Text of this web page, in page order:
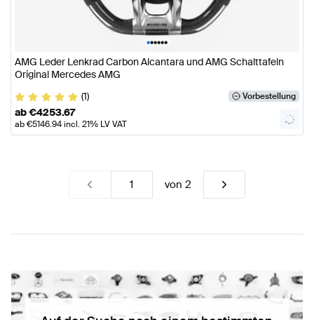
••••••
AMG Leder Lenkrad Carbon Alcantara und AMG Schalttafeln
Original Mercedes AMG
(1)
Vorbestellung
ab€4253.67
ab€5146.94incl. 21% LV VAT
von 2